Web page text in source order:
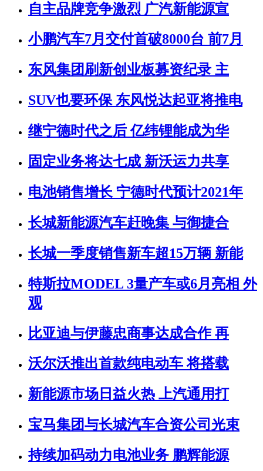
自主品牌竞争激烈 广汽新能源宣
小鹏汽车7月交付首破8000台 前7月
东风集团刷新创业板募资纪录 主
SUV也要环保 东风悦达起亚将推电
继宁德时代之后 亿纬锂能成为华
固定业务将达七成 新沃运力共享
电池销售增长 宁德时代预计2021年
长城新能源汽车赶晚集 与御捷合
长城一季度销售新车超15万辆 新能
特斯拉MODEL 3量产车或6月亮相 外
观
比亚迪与伊藤忠商事达成合作 再
沃尔沃推出首款纯电动车 将搭载
新能源市场日益火热 上汽通用打
宝马集团与长城汽车合资公司光束
持续加码动力电池业务 鹏辉能源